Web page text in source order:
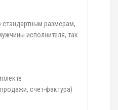
размерам,
исполнителя, так
счет-фактура)